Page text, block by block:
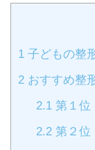
1 子どもの整
2 おすすめ整
2.1第１位
2.2第２位